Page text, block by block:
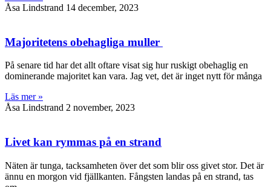
Åsa Lindstrand 14 december, 2023
Majoritetens obehagliga muller
På senare tid har det allt oftare visat sig hur ruskigt obehaglig en
dominerande majoritet kan vara. Jag vet, det är inget nytt för många
Läs mer »
Åsa Lindstrand 2 november, 2023
Livet kan rymmas på en strand
Näten är tunga, tacksamheten över det som blir oss givet stor. Det är
ännu en morgon vid fjällkanten. Fångsten landas på en strand, tas